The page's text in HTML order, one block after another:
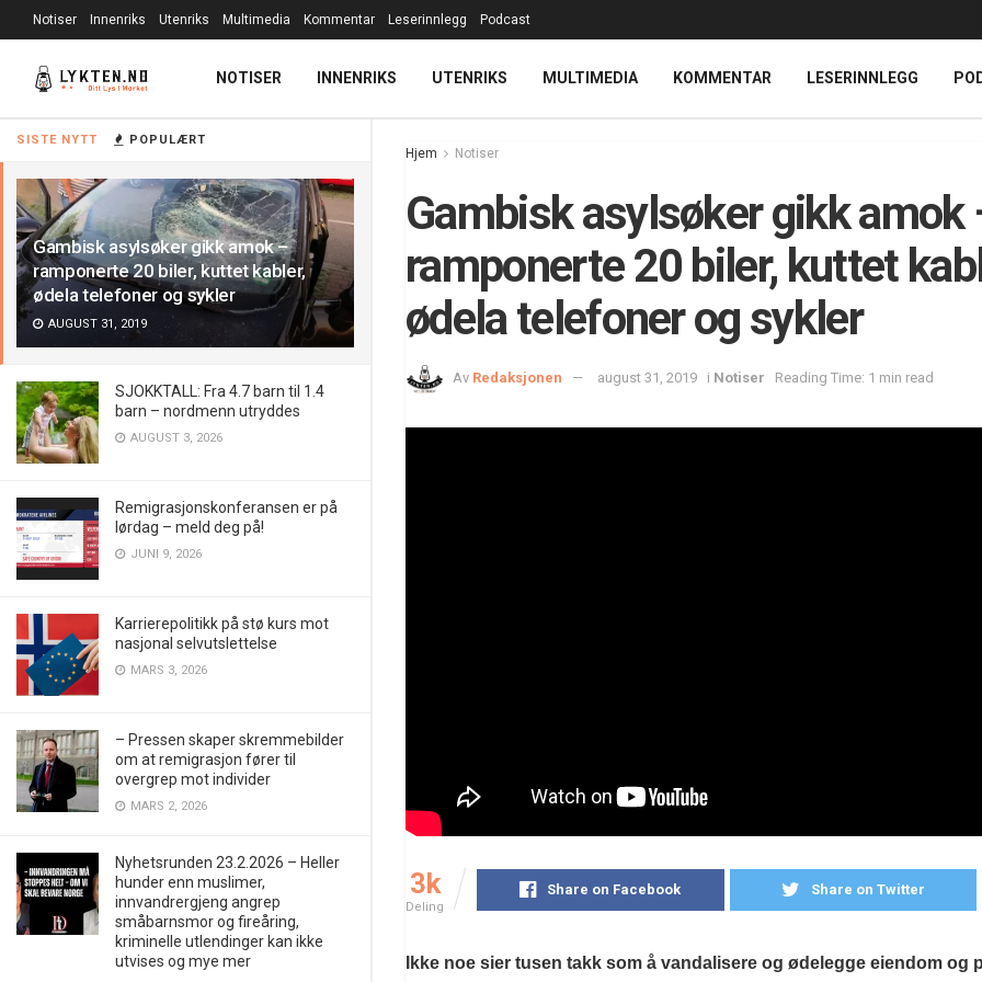
SISTE NYTT POPULÆRT
Gambisk asylsøker gikk amok –
ramponerte 20 biler, kuttet kabler,
ødela telefoner og sykler
AUGUST 31, 2019
SJOKKTALL: Fra 4.7 barn til 1.4
barn – nordmenn utryddes
AUGUST 3, 2026
Remigrasjonskonferansen er på
lørdag – meld deg på!
JUNI 9, 2026
Karrierepolitikk på stø kurs mot
nasjonal selvutslettelse
MARS 3, 2026
– Pressen skaper skremmebilder
om at remigrasjon fører til
overgrep mot individer
MARS 2, 2026
Nyhetsrunden 23.2.2026 – Heller
hunder enn muslimer,
innvandrergjeng angrep
småbarnsmor og fireåring,
kriminelle utlendinger kan ikke
utvises og mye mer
Notiser Innenriks Utenriks Multimedia Kommentar Leserinnlegg Podcast
NOTISER INNENRIKS UTENRIKS MULTIMEDIA KOMMENTAR LESERINNLEGG
Hjem Notiser
Gambisk asylsøker gikk amok
ramponerte 20 biler, kuttet
ødela telefoner og sykler
Av Redaksjonen august 31, 2019 i Notiser Reading Time: 1 min read
3k
Deling
Share on Facebook Share on Twitter
Ikke noe sier tusen takk som å vandalisere og ødelegge eiendom og